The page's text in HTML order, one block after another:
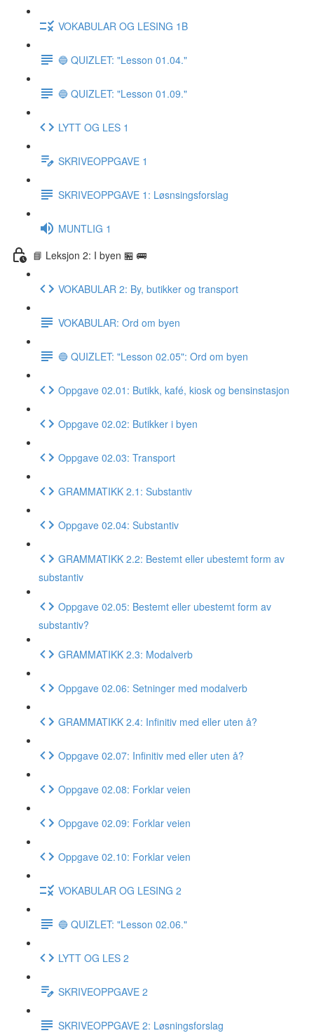
VOKABULAR OG LESING 1B
🔵 QUIZLET: "Lesson 01.04."
🔵 QUIZLET: "Lesson 01.09."
LYTT OG LES 1
SKRIVEOPPGAVE 1
SKRIVEOPPGAVE 1: Løsnsingsforslag
MUNTLIG 1
📘 Leksjon 2: I byen 🏪 🚌
VOKABULAR 2: By, butikker og transport
VOKABULAR: Ord om byen
🔵 QUIZLET: "Lesson 02.05": Ord om byen
Oppgave 02.01: Butikk, kafé, kiosk og bensinstasjon
Oppgave 02.02: Butikker i byen
Oppgave 02.03: Transport
GRAMMATIKK 2.1: Substantiv
Oppgave 02.04: Substantiv
GRAMMATIKK 2.2: Bestemt eller ubestemt form av
substantiv
Oppgave 02.05: Bestemt eller ubestemt form av
substantiv?
GRAMMATIKK 2.3: Modalverb
Oppgave 02.06: Setninger med modalverb
GRAMMATIKK 2.4: Infinitiv med eller uten å?
Oppgave 02.07: Infinitiv med eller uten å?
Oppgave 02.08: Forklar veien
Oppgave 02.09: Forklar veien
Oppgave 02.10: Forklar veien
VOKABULAR OG LESING 2
🔵 QUIZLET: "Lesson 02.06."
LYTT OG LES 2
SKRIVEOPPGAVE 2
SKRIVEOPPGAVE 2: Løsningsforslag